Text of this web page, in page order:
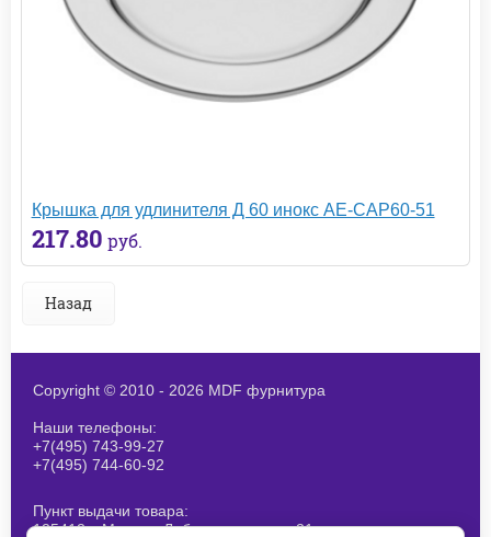
Крышка для удлинителя Д 60 инокс AE-CAP60-51
217.80 руб.
Назад
Copyright © 2010 - 2026 MDF фурнитура
Наши телефоны:
+7(495) 743-99-27
+7(495) 744-60-92
Пункт выдачи товара:
125412, г.Москва, Лобненская ул., д 21,